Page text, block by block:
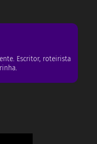
Escritor, roteirista